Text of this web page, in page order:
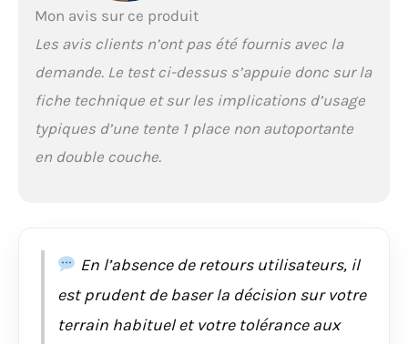
intempéries avec
sans couture pour
vous garder au sec et à
l'aise en toutes
saisons et toutes les
conditions
météorologiques. Vous
une personne ? Poids :
cette tente ultralégère
sans poteaux pour
une personne ne pèse
que 1,9 lb/0,87 kg.
Mon avis sur ce produit
Les avis clients n’ont pas été fournis avec la
demande. Le test ci-dessus s’appuie donc sur la
fiche technique et sur les implications d’usage
typiques d’une tente 1 place non autoportante
en double couche.
En l’absence de retours utilisateurs, il
est prudent de baser la décision sur votre
terrain habituel et votre tolérance aux